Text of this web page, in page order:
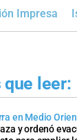
Impresa
que leer:
en Medio
y ordenó